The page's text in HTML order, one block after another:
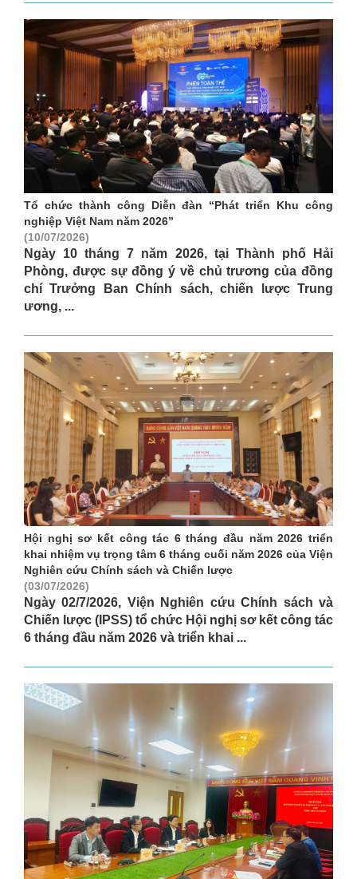
Tổ chức thành công Diễn đàn “Phát triển Khu công
nghiệp Việt Nam năm 2026”
(10/07/2026)
Ngày 10 tháng 7 năm 2026, tại Thành phố Hải
Phòng, được sự đồng ý về chủ trương của đồng
chí Trưởng Ban Chính sách, chiến lược Trung
ương, ...
Hội nghị sơ kết công tác 6 tháng đầu năm 2026 triển
khai nhiệm vụ trọng tâm 6 tháng cuối năm 2026 của Viện
Nghiên cứu Chính sách và Chiến lược
(03/07/2026)
Ngày 02/7/2026, Viện Nghiên cứu Chính sách và
Chiến lược (IPSS) tổ chức Hội nghị sơ kết công tác
6 tháng đầu năm 2026 và triển khai ...